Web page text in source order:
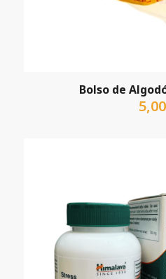
Bolso de
5,00